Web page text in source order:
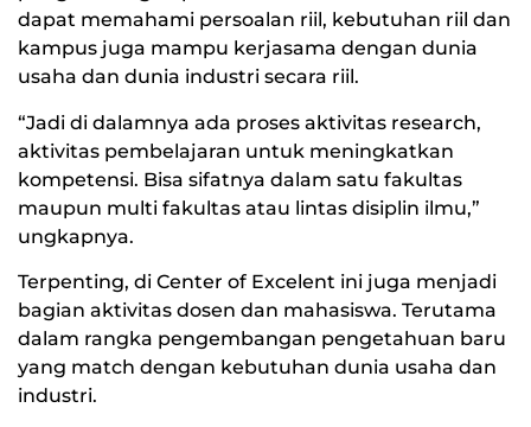
dapat memahami persoalan riil, kebutuhan riil dan
kampus juga mampu kerjasama dengan dunia
usaha dan dunia industri secara riil.
“Jadi di dalamnya ada proses aktivitas research,
aktivitas pembelajaran untuk meningkatkan
kompetensi. Bisa sifatnya dalam satu fakultas
maupun multi fakultas atau lintas disiplin ilmu,”
ungkapnya.
Terpenting, di Center of Excelent ini juga menjadi
bagian aktivitas dosen dan mahasiswa. Terutama
dalam rangka pengembangan pengetahuan baru
yang match dengan kebutuhan dunia usaha dan
industri.